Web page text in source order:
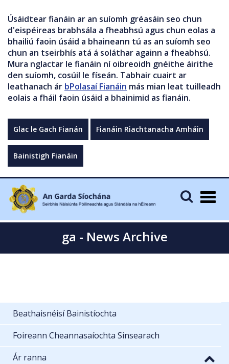
Úsáidtear fianáin ar an suíomh gréasáin seo chun
d'eispéireas brabhsála a fheabhsú agus chun eolas a
bhailiú faoin úsáid a bhaineann tú as an suíomh seo
chun an tseirbhís atá á soláthar againn a fheabhsú.
Mura nglactar le fianáin ní oibreoidh gnéithe áirithe
den suíomh, cosúil le físeán. Tabhair cuairt ar
leathanach ár bPolasaí Fianáin más mian leat tuilleadh
eolais a fháil faoin úsáid a bhainimid as fianáin.
Glac le Gach Fianán Fianáin Riachtanacha Amháin
Bainistigh Fianáin
ga - News Archive
Beathaisnéisí Bainistíochta
Foireann Cheannasaíochta Sinsearach
Ár ranna